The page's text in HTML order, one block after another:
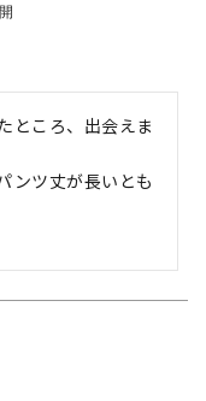
ところ、出会えま
ンツ丈が長いとも